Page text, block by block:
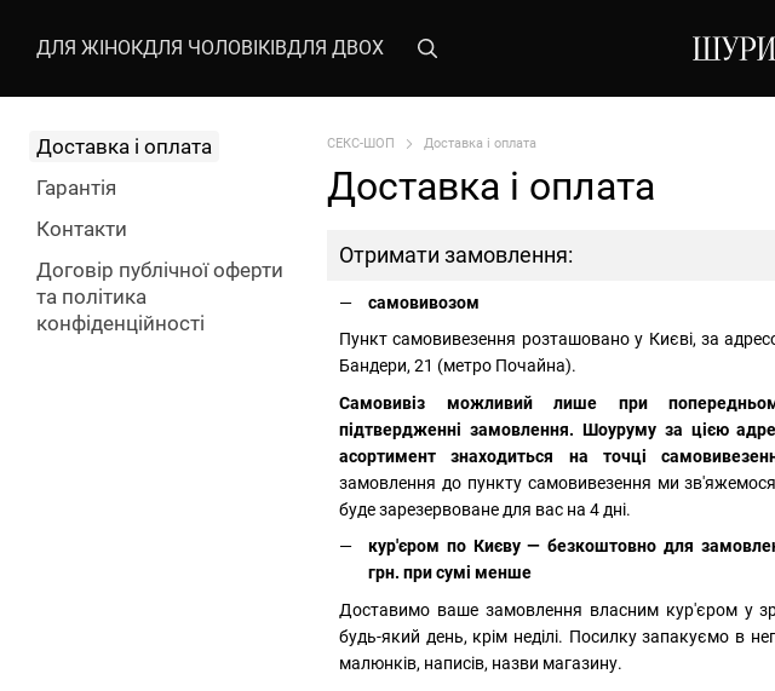
ДЛЯ ЖІНОКДЛЯ ЧОЛОВІКІВДЛЯ ДВОХ
СЕКС-ШОП Доставка і оплата
Доставка і оплата
Отримати замовлення:
самовивозом
Пункт самовивезення розташовано у Києві, за
Бандери, 21 (метро Почайна).
Самовивіз можливий лише при
підтвердженні замовлення. Шоуруму за цією
асортимент знаходиться на точці
замовлення до пункту самовивезення ми
буде зарезервоване для вас на 4 дні.
кур'єром по Києву — безкоштовно для
грн. при сумі менше
Доставимо ваше замовлення власним кур'єром у
будь-який день, крім неділі. Посилку запакуємо в
малюнків, написів, назви магазину.
Доставка і оплата
Гарантія
Контакти
Договір публічної оферти
та політика
конфіденційності